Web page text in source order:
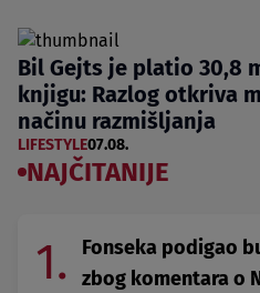
Bil Gejts je platio 30,8
knjigu: Razlog otkriva
načinu razmišljanja
LIFESTYLE07.08.
NAJČITANIJE
1.
Fonseka podigao
zbog komentara o